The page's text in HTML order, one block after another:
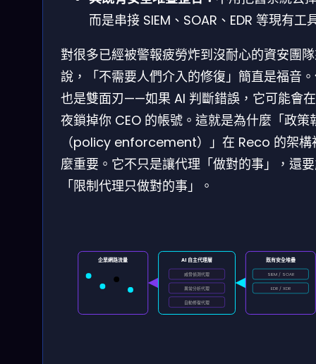
而是串接 SIEM、SOAR、EDR 等現有工
對很多已經被警報疲勞炸到沒耐心的資安團
說，「不需要人們介入的修復」簡直是福音
也是雙面刃——如果 AI 判斷錯誤，它可能會
夜鎖掉你 CEO 的帳號。這就是為什麼「政策
（policy enforcement）」在 Reco 的架構
麼重要。它不只是讓代理「做對的事」，還
「限制代理只做對的事」。
企業網路流量 AI 自主代理層
威脅偵測代理
異常分析代理
自動修復代理
既有安全堆疊
SIEM / SOAR
EDR / XDR